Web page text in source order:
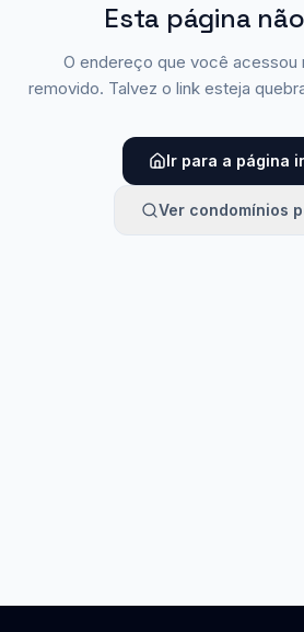
Esta página
O endereço que você acessou
removido. Talvez o link esteja
Ir para a página
Ver condomínios